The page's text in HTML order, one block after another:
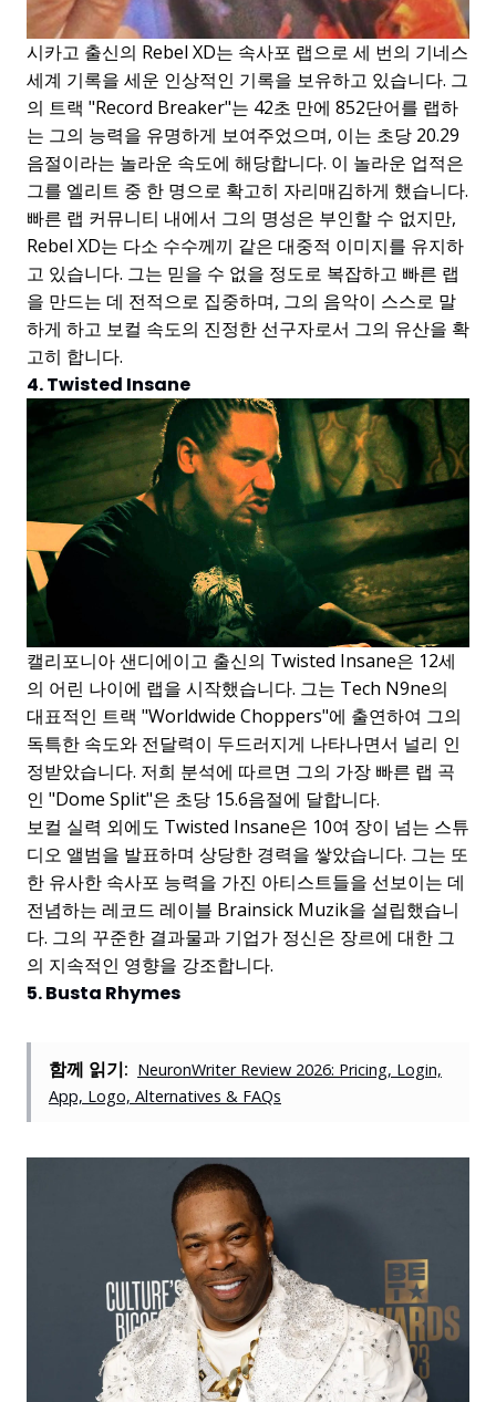
시카고 출신의 Rebel XD는 속사포 랩으로 세 번의 기네스
세계 기록을 세운 인상적인 기록을 보유하고 있습니다. 그
의 트랙 "Record Breaker"는 42초 만에 852단어를 랩하
는 그의 능력을 유명하게 보여주었으며, 이는 초당 20.29
음절이라는 놀라운 속도에 해당합니다. 이 놀라운 업적은
그를 엘리트 중 한 명으로 확고히 자리매김하게 했습니다.
빠른 랩 커뮤니티 내에서 그의 명성은 부인할 수 없지만,
Rebel XD는 다소 수수께끼 같은 대중적 이미지를 유지하
고 있습니다. 그는 믿을 수 없을 정도로 복잡하고 빠른 랩
을 만드는 데 전적으로 집중하며, 그의 음악이 스스로 말
하게 하고 보컬 속도의 진정한 선구자로서 그의 유산을 확
고히 합니다.
4. Twisted Insane
캘리포니아 샌디에이고 출신의 Twisted Insane은 12세
의 어린 나이에 랩을 시작했습니다. 그는 Tech N9ne의
대표적인 트랙 "Worldwide Choppers"에 출연하여 그의
독특한 속도와 전달력이 두드러지게 나타나면서 널리 인
정받았습니다. 저희 분석에 따르면 그의 가장 빠른 랩 곡
인 "Dome Split"은 초당 15.6음절에 달합니다.
보컬 실력 외에도 Twisted Insane은 10여 장이 넘는 스튜
디오 앨범을 발표하며 상당한 경력을 쌓았습니다. 그는 또
한 유사한 속사포 능력을 가진 아티스트들을 선보이는 데
전념하는 레코드 레이블 Brainsick Muzik을 설립했습니
다. 그의 꾸준한 결과물과 기업가 정신은 장르에 대한 그
의 지속적인 영향을 강조합니다.
5. Busta Rhymes
함께 읽기: NeuronWriter Review 2026: Pricing, Login,
App, Logo, Alternatives & FAQs